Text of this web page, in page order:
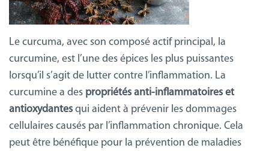
Le curcuma, avec son composé actif principal, la
curcumine, est l’une des épices les plus puissantes
lorsqu’il s’agit de lutter contre l’inflammation. La
curcumine a des propriétés anti-inflammatoires et
antioxydantes qui aident à prévenir les dommages
cellulaires causés par l’inflammation chronique. Cela
peut être bénéfique pour la prévention de maladies